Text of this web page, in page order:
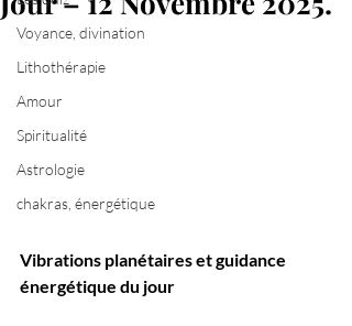
Voyance, divination
Lithothérapie
Amour
Spiritualité
Astrologie
chakras, énergétique
Vibrations planétaires et guidance
énergétique du jour